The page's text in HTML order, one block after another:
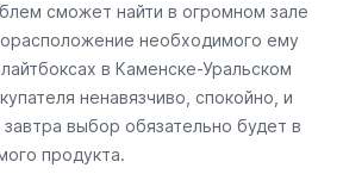
сможет найти в огромном зале
необходимого ему
в Каменске-Уральском
ненавязчиво, спокойно, и
выбор обязательно будет в
продукта.